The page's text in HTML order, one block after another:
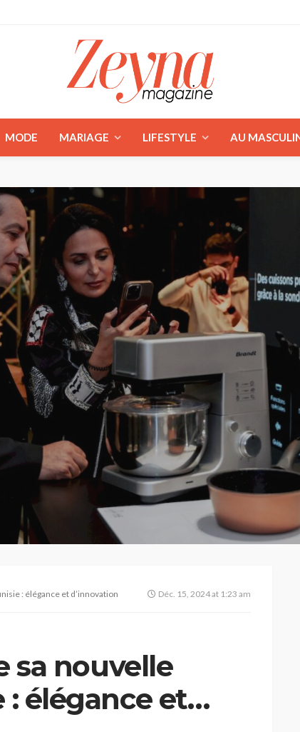
MODE MARIAGE LIFESTYLE AU
: élégance et d’innovation Déc. 15, 2024 at 1:23 am
sa nouvelle
élégance et